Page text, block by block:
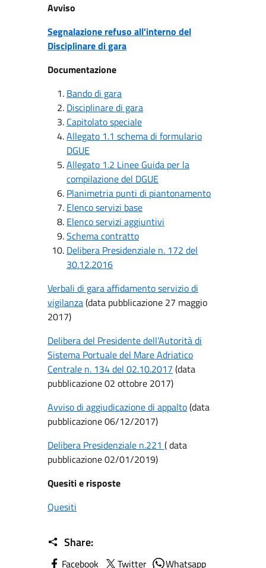
Avviso
Segnalazione refuso all'interno del
Disciplinare di gara
Documentazione
Bando di gara
Disciplinare di gara
Capitolato speciale
Allegato 1.1 schema di formulario
DGUE
Allegato 1.2 Linee Guida per la
compilazione del DGUE
Planimetria punti di piantonamento
Elenco servizi base
Elenco servizi aggiuntivi
Schema contratto
Delibera Presidenziale n. 172 del
30.12.2016
Verbali di gara affidamento servizio di
vigilanza(data pubblicazione 27 maggio
2017)
Delibera del Presidente dell’Autorità di
Sistema Portuale del Mare Adriatico
Centrale n. 134 del 02.10.2017 (data
pubblicazione 02 ottobre 2017)
Avviso di aggiudicazione di appalto(data
pubblicazione 06/12/2017)
Delibera Presidenziale n.221 ( data
pubblicazione 02/01/2019)
Quesiti e risposte
Quesiti
Share:
Facebook Twitter Whatsapp